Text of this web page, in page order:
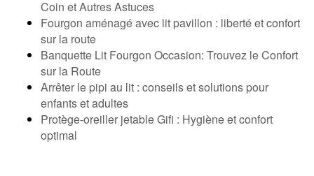
Coin et Autres Astuces
Fourgon aménagé avec lit pavillon : liberté et confort
sur la route
Banquette Lit Fourgon Occasion: Trouvez le Confort
sur la Route
Arrêter le pipi au lit : conseils et solutions pour
enfants et adultes
Protège-oreiller jetable Gifi : Hygiène et confort
optimal